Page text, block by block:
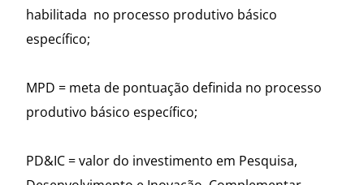
habilitada no processo produtivo básico
específico;
MPD = meta de pontuação definida no processo
produtivo básico específico;
PD&IC = valor do investimento em Pesquisa,